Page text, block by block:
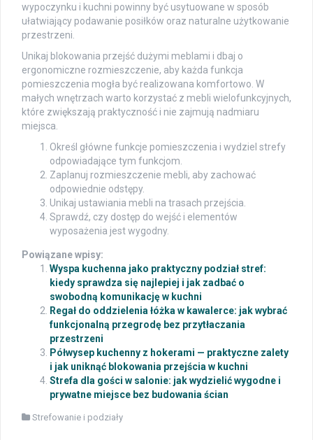
wypoczynku i kuchni powinny być usytuowane w sposób
ułatwiający podawanie posiłków oraz naturalne użytkowanie
przestrzeni.
Unikaj blokowania przejść dużymi meblami i dbaj o
ergonomiczne rozmieszczenie, aby każda funkcja
pomieszczenia mogła być realizowana komfortowo. W
małych wnętrzach warto korzystać z mebli wielofunkcyjnych,
które zwiększają praktyczność i nie zajmują nadmiaru
miejsca.
Określ główne funkcje pomieszczenia i wydziel strefy
odpowiadające tym funkcjom.
Zaplanuj rozmieszczenie mebli, aby zachować
odpowiednie odstępy.
Unikaj ustawiania mebli na trasach przejścia.
Sprawdź, czy dostęp do wejść i elementów
wyposażenia jest wygodny.
Powiązane wpisy:
Wyspa kuchenna jako praktyczny podział stref:
kiedy sprawdza się najlepiej i jak zadbać o
swobodną komunikację w kuchni
Regał do oddzielenia łóżka w kawalerce: jak wybrać
funkcjonalną przegrodę bez przytłaczania
przestrzeni
Półwysep kuchenny z hokerami — praktyczne zalety
i jak uniknąć blokowania przejścia w kuchni
Strefa dla gości w salonie: jak wydzielić wygodne i
prywatne miejsce bez budowania ścian
Strefowanie i podziały